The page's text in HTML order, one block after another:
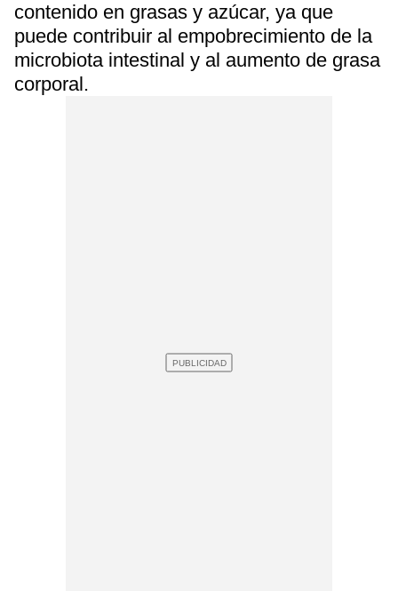
contenido en grasas y azúcar, ya que
puede contribuir al empobrecimiento de la
microbiota intestinal y al aumento de grasa
corporal.